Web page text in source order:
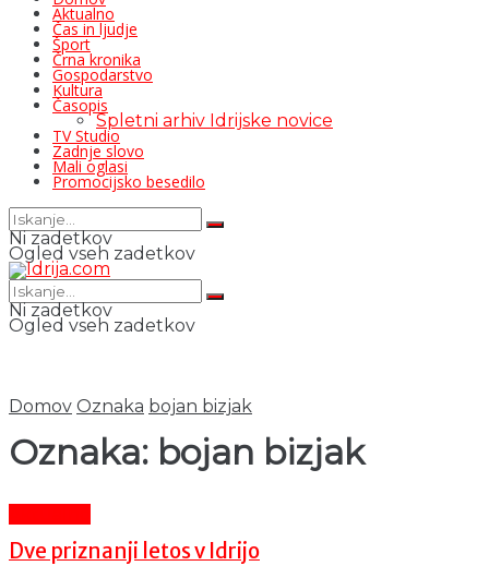
Aktualno
Čas in ljudje
Šport
Črna kronika
Gospodarstvo
Kultura
Časopis
Spletni arhiv Idrijske novice
TV Studio
Zadnje slovo
Mali oglasi
Promocijsko besedilo
Ni zadetkov
Ogled vseh zadetkov
Ni zadetkov
Ogled vseh zadetkov
Domov Oznaka bojan bizjak
Oznaka: bojan bizjak
Dve priznanji letos v Idrijo